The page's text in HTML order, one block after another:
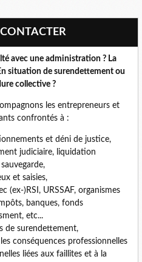
CONTACTER
avec une administration ? La
situation de surendettement ou
collective ?
les entrepreneurs et
confrontés à :
et déni de justice,
judiciaire, liquidation
et saisies,
(ex-)RSI, URSSAF, organismes
banques, fonds
etc...
de surendettement,
conséquences professionnelles
liées aux faillites et à la